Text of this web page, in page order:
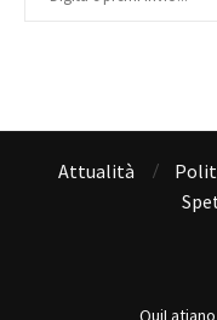
Attualità